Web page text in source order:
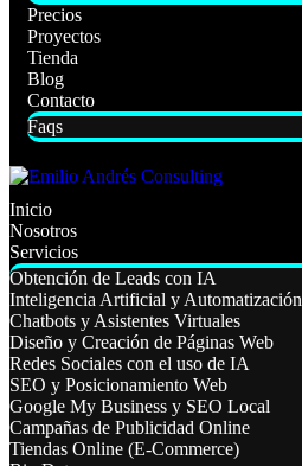
Precios
Proyectos
Tienda
Blog
Contacto
Faqs
Inicio
Nosotros
Servicios
Obtención de Leads con IA
Inteligencia Artificial y Automatización
Chatbots y Asistentes Virtuales
Diseño y Creación de Páginas Web
Redes Sociales con el uso de IA
SEO y Posicionamiento Web
Google My Business y SEO Local
Campañas de Publicidad Online
Tiendas Online (E-Commerce)